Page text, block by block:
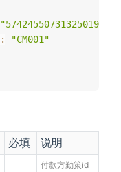
"5742455073132501981"
:
"CM001"
必填 说明
付款方勤策id